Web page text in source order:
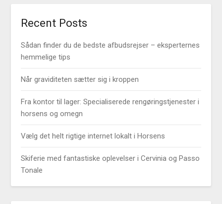
Recent Posts
Sådan finder du de bedste afbudsrejser – eksperternes
hemmelige tips
Når graviditeten sætter sig i kroppen
Fra kontor til lager: Specialiserede rengøringstjenester i
horsens og omegn
Vælg det helt rigtige internet lokalt i Horsens
Skiferie med fantastiske oplevelser i Cervinia og Passo
Tonale